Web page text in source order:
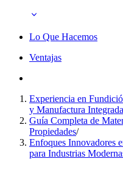
Lo Que Hacemos
Ventajas
Experiencia en
y Manufactura Integrada
Guía Completa de
Propiedades/
Enfoques Innovadores
para Industrias